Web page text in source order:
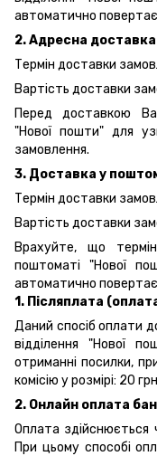
автоматично
2. Адресна
Термін доставки
Вартість доставки
Перед доставкою
"Нової пошти" для
замовлення.
3. Доставка у
Термін доставки
Вартість доставки
Врахуйте, що
поштоматі "Нової
автоматично
1. Післяплата
Даний спосіб оплати
відділення "Нової
отриманні посилки,
комісію у розмірі: 20
2. Онлайн оплата
Оплата здійснюється
При цьому способі